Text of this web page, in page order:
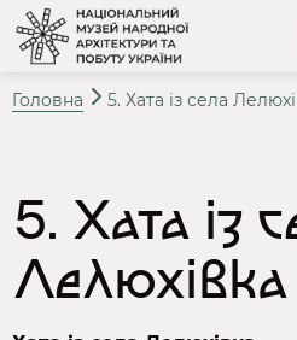
Головна 5. Хата із села
5. Хата із
Лелюхівка